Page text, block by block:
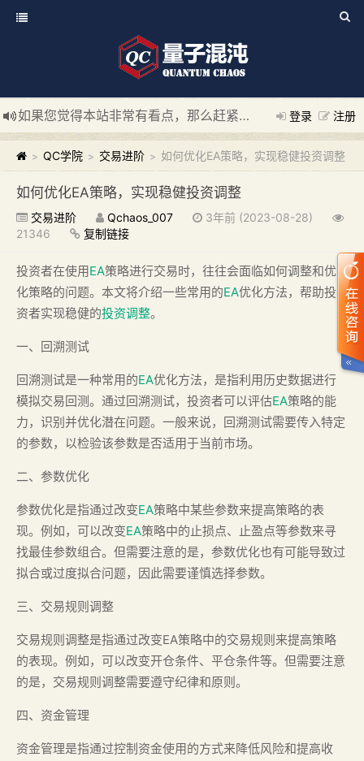
登录 注册
如果您觉得本站非常有看点，那么赶紧使用Ctrl+D 收藏我们吧
新添加量子混沌系统板块，欢迎大家访问！
---“量子混沌系
> QC学院 > 交易进阶 > 如何优化EA策略，实现稳健投资调整
如何优化EA策略，实现稳健投资调整
交易进阶 Qchaos_007
3年前 (2023-08-28)
21346
复制链接
投资者在使用EA策略进行交易时，往往会面临如何调整和优
化策略的问题。本文将介绍一些常用的EA优化方法，帮助投
资者实现稳健的投资调整。
一、回溯测试
回溯测试是一种常用的EA优化方法，是指利用历史数据进行
模拟交易回测。通过回溯测试，投资者可以评估EA策略的能
力，识别并优化潜在问题。一般来说，回溯测试需要传入特定
的参数，以检验该参数是否适用于当前市场。
二、参数优化
参数优化是指通过改变EA策略中某些参数来提高策略的表
现。例如，可以改变EA策略中的止损点、止盈点等参数来寻
找最佳参数组合。但需要注意的是，参数优化也有可能导致过
拟合或过度拟合问题，因此需要谨慎选择参数。
三、交易规则调整
交易规则调整是指通过改变EA策略中的交易规则来提高策略
的表现。例如，可以改变开仓条件、平仓条件等。但需要注意
的是，交易规则调整需要遵守纪律和原则。
四、资金管理
资金管理是指通过控制资金使用的方式来降低风险和提高收